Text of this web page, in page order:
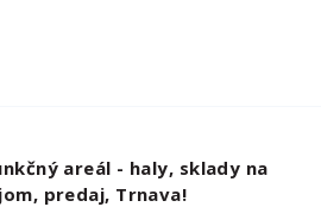
areál - haly, sklady na
predaj, Trnava!